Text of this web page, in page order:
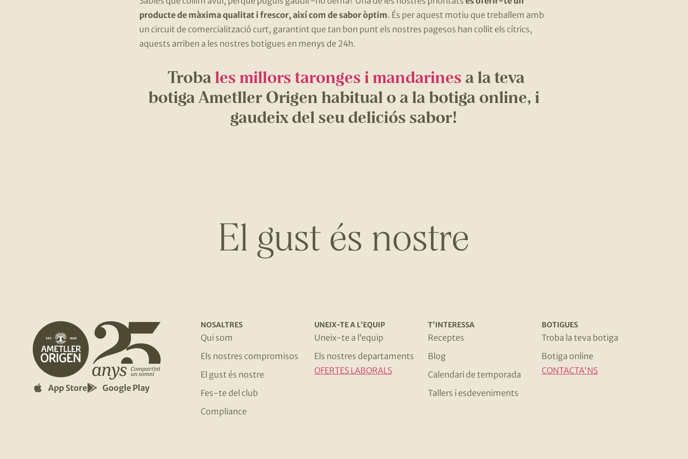
producte de màxima qualitat i frescor, així com de sabor òptim. És per aquest motiu que treballem amb
un circuit de comercialització curt, garantint que tan bon punt els nostres pagesos han collit els cítrics,
aquests arriben a les nostres botigues en menys de 24h.
Trobales millors taronges i mandarinesa la teva
botiga Ametller Origen habitual o a la botiga online, i
gaudeix del seu deliciós sabor!
El gust és nostre
App Store Google Play
NOSALTRES
Qui som
Els nostres compromisos
El gust és nostre
Fes-te del club
Compliance
UNEIX-TE A L'EQUIP
Uneix-te a l’equip
Els nostres departaments
OFERTES LABORALS
T'INTERESSA
Receptes
Blog
Calendari de temporada
Tallers i esdeveniments
BOTIGUES
Troba la teva botiga
Botiga online
CONTACTA'NS